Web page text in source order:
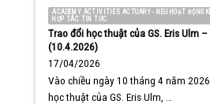
ACADEMY ACTIVITIES ACTUARY - NEU HOẠT ĐỘNG
HỢP TÁC TIN TỨC
Trao đổi học thuật của GS. Eris Ulm
(10.4.2026)
17/04/2026
Vào chiều ngày 10 tháng 4 năm
học thuật của GS. Eris Ulm, …